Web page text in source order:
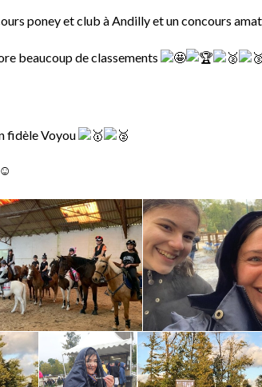
poney et club à Andilly et un concours
beaucoup de classements
fidèle Voyou